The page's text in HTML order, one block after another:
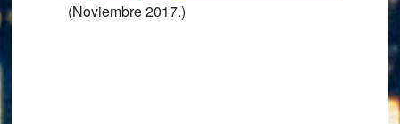
(Noviembre 2017.)